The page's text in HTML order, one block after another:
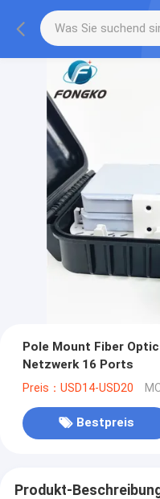
Pole Mount Fiber
Netzwerk 16 Ports
Preis：USD14-USD20
Bestpreis
Produkt-